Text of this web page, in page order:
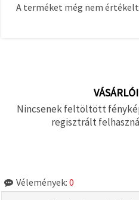
A terméket még nem
Nincsenek feltöltött
regisztrált
Vélemények: 0